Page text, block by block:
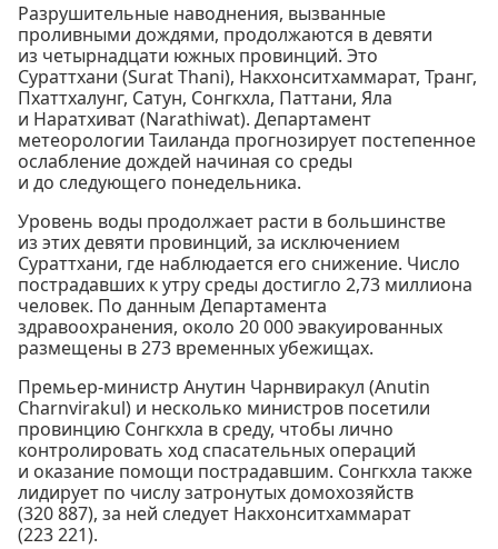
Разрушительные наводнения, вызванные
проливными дождями, продолжаются в девяти
из четырнадцати южных провинций. Это
Сураттхани (Surat Thani), Накхонситхаммарат, Транг,
Пхаттхалунг, Сатун, Сонгкхла, Паттани, Яла
и Наратхиват (Narathiwat). Департамент
метеорологии Таиланда прогнозирует постепенное
ослабление дождей начиная со среды
и до следующего понедельника.
Уровень воды продолжает расти в большинстве
из этих девяти провинций, за исключением
Сураттхани, где наблюдается его снижение. Число
пострадавших к утру среды достигло 2,73 миллиона
человек. По данным Департамента
здравоохранения, около 20 000 эвакуированных
размещены в 273 временных убежищах.
Премьер-министр Анутин Чарнвиракул (Anutin
Charnvirakul) и несколько министров посетили
провинцию Сонгкхла в среду, чтобы лично
контролировать ход спасательных операций
и оказание помощи пострадавшим. Сонгкхла также
лидирует по числу затронутых домохозяйств
(320 887), за ней следует Накхонситхаммарат
(223 221).